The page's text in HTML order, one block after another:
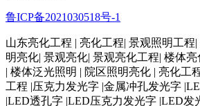
鲁ICP备2021030518号-1
山东亮化工程 | 亮化工程| 景观照明工程
明亮化| 景观亮化| 景观亮化工程| 楼体
| 楼体泛光照明 | 院区照明亮化 | 亮化工
工程 |压克力发光字 |金属冲孔发光字
|LED透孔字 |LED压克力发光字 |LED发